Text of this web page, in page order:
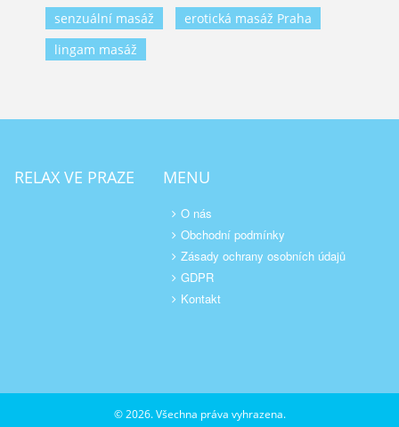
senzuální masáž
erotická masáž Praha
lingam masáž
RELAX VE PRAZE MENU
O nás
Obchodní podmínky
Zásady ochrany osobních údajů
GDPR
Kontakt
© 2026. Všechna práva vyhrazena.